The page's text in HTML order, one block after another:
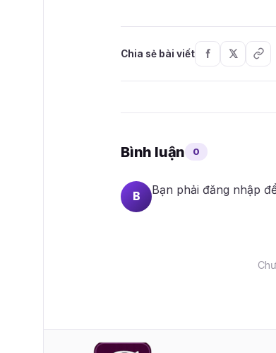
Chia sẻ bài viết
Bình luận 0
B Bạn phải đăng nhập